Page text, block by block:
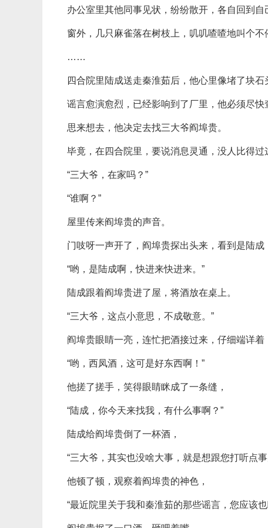
办公室里其他同事见状，纷纷散开，各自回到
窗外，几只麻雀落在树枝上，叽叽喳喳地叫个
……
四合院里陆成送走秦淮茹后，他心里像堵了块石
谣言愈演愈烈，已经影响到了厂里，他必须尽快
思来想去，他决定去找三大爷阎埠贵。
毕竟，在四合院里，要说消息灵通，没人比得
“三大爷，在家吗？”
“谁啊？”
屋里传来阎埠贵的声音。
门吱呀一声开了，阎埠贵探出头来，看到是陆成
“哟，是陆成啊，快进来快进来。”
陆成跟着阎埠贵进了屋，将酒放在桌上。
“三大爷，这点小意思，不成敬意。”
阎埠贵眼睛一亮，连忙把酒接过来，仔细端详着
“哟，西凤酒，这可是好东西啊！”
他搓了搓手，笑得眼睛眯成了一条缝，
“陆成，你今天来找我，有什么事啊？”
陆成给阎埠贵倒了一杯酒，
“三大爷，其实也没啥大事，就是想跟您打听点事
他顿了顿，观察着阎埠贵的神色，
“最近院里关于我和秦淮茹的那些谣言，您应该